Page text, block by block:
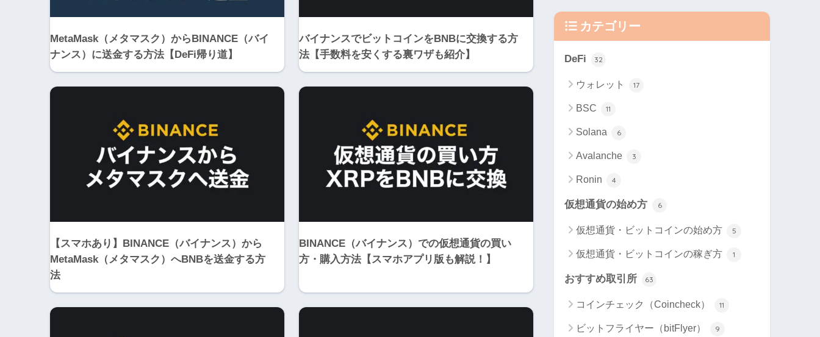
MetaMask（メタマスク）からBINANCE（バイ
ナンス）に送金する方法【DeFi帰り道】
バイナンスでビットコインをBNBに交換する方
法【手数料を安くする裏ワザも紹介】
【スマホあり】BINANCE（バイナンス）から
MetaMask（メタマスク）へBNBを送金する方
法
BINANCE（バイナンス）での仮想通貨の買い
方・購入方法【スマホアプリ版も解説！】
カテゴリー
DeFi 32
ウォレット 17
BSC 11
Solana 6
Avalanche 3
Ronin 4
仮想通貨の始め方 6
仮想通貨・ビットコインの始め方 5
仮想通貨・ビットコインの稼ぎ方 1
おすすめ取引所 63
コインチェック（Coincheck） 11
ビットフライヤー（bitFlyer） 9